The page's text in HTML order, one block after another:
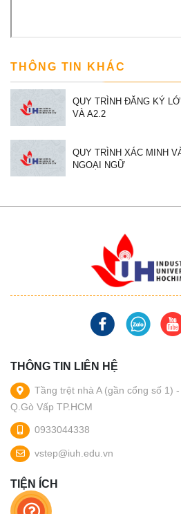
THÔNG TIN KHÁC
QUY TRÌNH ĐĂNG KÝ
VÀ A2.2
QUY TRÌNH XÁC MINH
NGOẠI NGỮ
THÔNG TIN LIÊN HỆ
Tầng trệt nhà A (gần cổng số 1)
Q.Gò Vấp TP.HCM
0933044338
vstep@iuh.edu.vn
TIỆN ÍCH